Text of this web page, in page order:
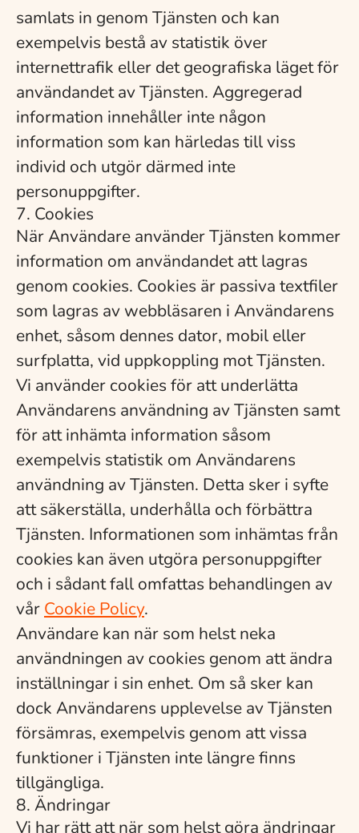
samlats in genom Tjänsten och kan
exempelvis bestå av statistik över
internettrafik eller det geografiska läget för
användandet av Tjänsten. Aggregerad
information innehåller inte någon
information som kan härledas till viss
individ och utgör därmed inte
personuppgifter.
7. Cookies
När Användare använder Tjänsten kommer
information om användandet att lagras
genom cookies. Cookies är passiva textfiler
som lagras av webbläsaren i Användarens
enhet, såsom dennes dator, mobil eller
surfplatta, vid uppkoppling mot Tjänsten.
Vi använder cookies för att underlätta
Användarens användning av Tjänsten samt
för att inhämta information såsom
exempelvis statistik om Användarens
användning av Tjänsten. Detta sker i syfte
att säkerställa, underhålla och förbättra
Tjänsten. Informationen som inhämtas från
cookies kan även utgöra personuppgifter
och i sådant fall omfattas behandlingen av
vår Cookie Policy.
Användare kan när som helst neka
användningen av cookies genom att ändra
inställningar i sin enhet. Om så sker kan
dock Användarens upplevelse av Tjänsten
försämras, exempelvis genom att vissa
funktioner i Tjänsten inte längre finns
tillgängliga.
8. Ändringar
Vi har rätt att när som helst göra ändringar